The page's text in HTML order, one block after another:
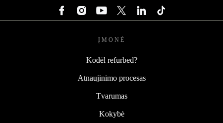
ĮMONĖ
Kodėl refurbed?
Atnaujinimo procesas
Tvarumas
Kokybė